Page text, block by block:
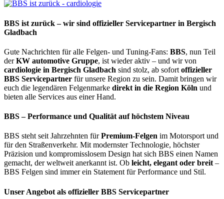
BBS ist zurück – wir sind offizieller Servicepartner in Bergisch
Gladbach
Gute Nachrichten für alle Felgen- und Tuning-Fans: BBS, nun Teil
derKW automotive Gruppe, ist wieder aktiv – und wir von
cardiologie in Bergisch Gladbach sind stolz, ab sofort offizieller
BBS Servicepartner für unsere Region zu sein. Damit bringen wir
euch die legendären Felgenmarke direkt in die Region Köln und
bieten alle Services aus einer Hand.
BBS – Performance und Qualität auf höchstem Niveau
BBS steht seit Jahrzehnten fürPremium-Felgen im Motorsport und
für den Straßenverkehr. Mit modernster Technologie, höchster
Präzision und kompromisslosem Design hat sich BBS einen Namen
gemacht, der weltweit anerkannt ist. Ob leicht, elegant oder breit –
BBS Felgen sind immer ein Statement für Performance und Stil.
Unser Angebot als offizieller BBS Servicepartner